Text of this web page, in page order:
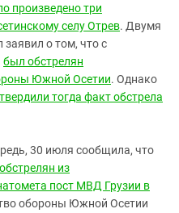
произведено три
селу Отрев. Двумя
заявил о том, что с
был обстрелян
Южной Осетии. Однако
тогда факт обстрела
30 июля сообщила, что
из
пост МВД Грузии в
обороны Южной Осетии